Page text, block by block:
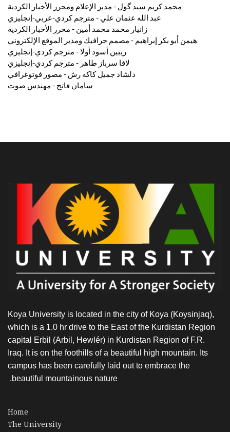
محمد كريم سيد گول - مدير الإعلام ومحرر الأخبار الكردية
عبد الله عثمان علي - مترجم كردي-عربي-إنجليزي
زانيار محمد محمد أمين - محرر الأخبار الكردية
هيمن أبو بكر إبراهيم - مصمم جرافيك ومدير الموقع الإلكتروني
ريبين أسود أولا - مترجم كردي-إنجليزي
لافا سرباز طاهر - مترجم كردي-إنجليزي
دلشاد جميل كاكه رش - مصور فوتوغرافي
سامان فاتح - مهندس صوت
Koya University is located in the city of Koya (Koysinjaq),
which is a 1.0 hr drive to the East of the Kurdistan Region
capital Erbil (Arbil, Hewlér) in Kurdistan Region of F.R.
Iraq. It is on the foothills of a beautiful high mountain. Its
campus has been carefully laid out to embrace the
beautiful mountainous nature.
Home
The University